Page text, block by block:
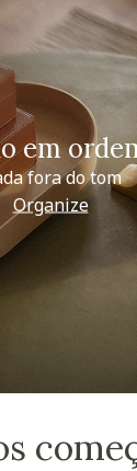
em
fora do tom
Organize